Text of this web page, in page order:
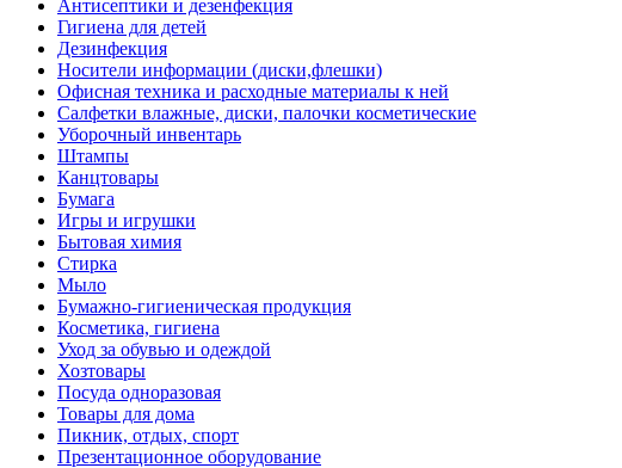
Антисептики и дезенфекция
Гигиена для детей
Дезинфекция
Носители информации (диски,флешки)
Офисная техника и расходные материалы к ней
Салфетки влажные, диски, палочки косметические
Уборочный инвентарь
Штампы
Канцтовары
Бумага
Игры и игрушки
Бытовая химия
Стирка
Мыло
Бумажно-гигиеническая продукция
Косметика, гигиена
Уход за обувью и одеждой
Хозтовары
Посуда одноразовая
Товары для дома
Пикник, отдых, спорт
Презентационное оборудование